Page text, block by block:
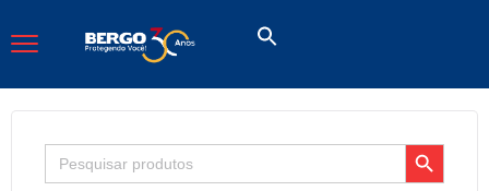
Search
for:
Search Button